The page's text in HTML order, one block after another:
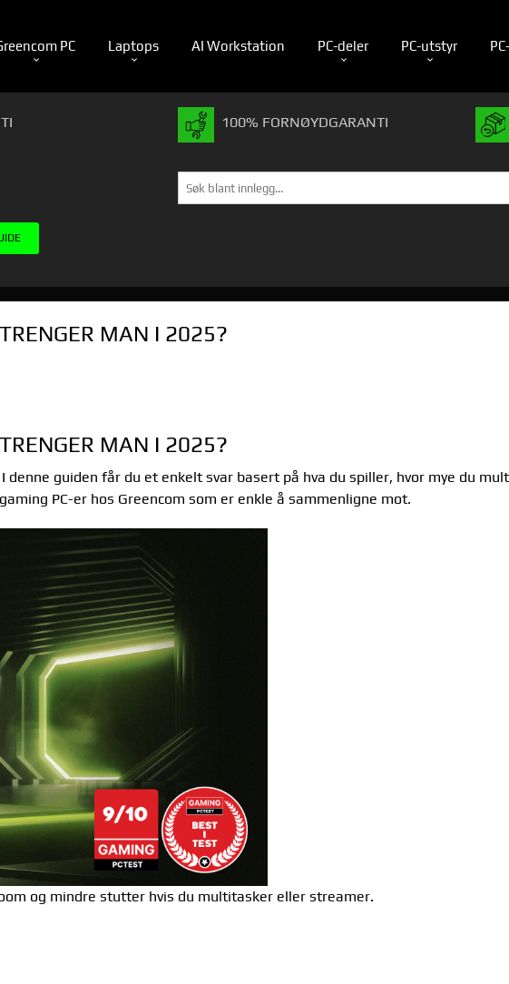
PC Laptops AI Workstation PC-deler PC-utstyr
100% FORNØYDGARANTI
MAN I 2025?
MAN I 2025?
denne guiden får du et enkelt svar basert på hva du spiller, hvor mye du
PC-er hos Greencom som er enkle å sammenligne mot.
og mindre stutter hvis du multitasker eller streamer.